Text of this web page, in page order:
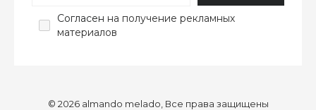
Согласен на получение рекламных
материалов
© 2026 almando melado, Все права защищены